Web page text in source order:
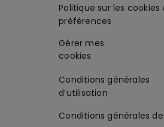
Politique sur les cookies
préférences
Conditions générales
d’utilisation
Conditions générales